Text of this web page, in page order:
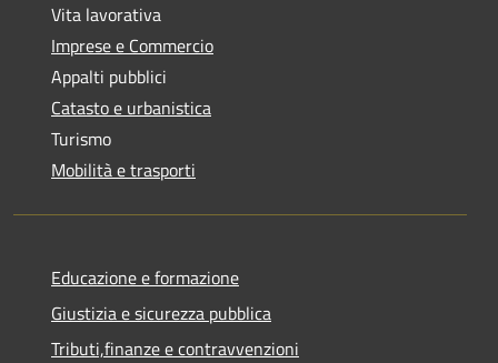
Vita lavorativa
Imprese e Commercio
Appalti pubblici
Catasto e urbanistica
Turismo
Mobilità e trasporti
Educazione e formazione
Giustizia e sicurezza pubblica
Tributi,finanze e contravvenzioni